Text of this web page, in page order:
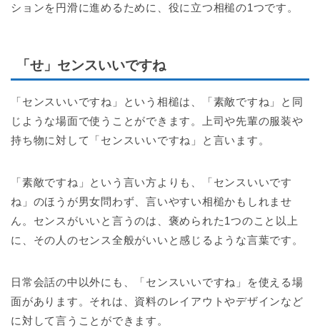
ションを円滑に進めるために、役に立つ相槌の1つです。
「せ」センスいいですね
「センスいいですね」という相槌は、「素敵ですね」と同
じような場面で使うことができます。上司や先輩の服装や
持ち物に対して「センスいいですね」と言います。
「素敵ですね」という言い方よりも、「センスいいです
ね」のほうが男女問わず、言いやすい相槌かもしれませ
ん。センスがいいと言うのは、褒められた1つのこと以上
に、その人のセンス全般がいいと感じるような言葉です。
日常会話の中以外にも、「センスいいですね」を使える場
面があります。それは、資料のレイアウトやデザインなど
に対して言うことができます。